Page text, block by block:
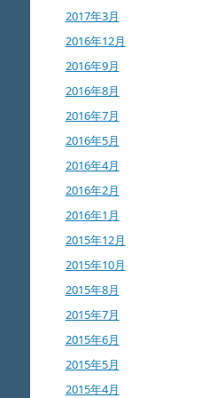
2017年3月
2016年12月
2016年9月
2016年8月
2016年7月
2016年5月
2016年4月
2016年2月
2016年1月
2015年12月
2015年10月
2015年8月
2015年7月
2015年6月
2015年5月
2015年4月